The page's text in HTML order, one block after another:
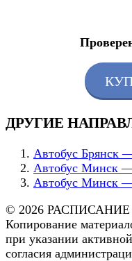
ДРУГИЕ
Автобус Брянск
Автобус Минск
Автобус Минск
© 2026
Копирование
при указании
согласия